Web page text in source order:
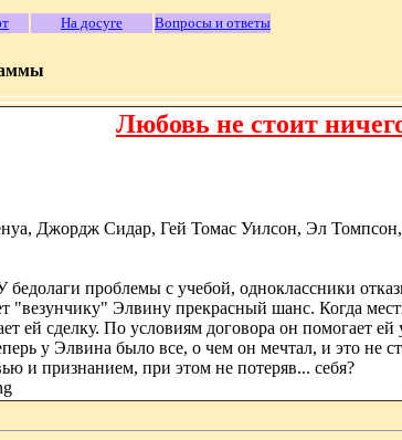
На досуге Вопросы и ответы
Любовь не стоит
Джордж Сидар, Гей Томас Уилсон, Эл
бедолаги проблемы с учебой, одноклассники
"везунчику" Элвину прекрасный шанс. Когда
ей сделку. По условиям договора он помогает
у Элвина было все, о чем он мечтал, и это
и признанием, при этом не потеряв... себя?